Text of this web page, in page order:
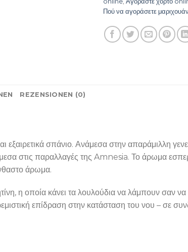
Πού να αγοράσετε
REZENSIONEN (0)
σπάνιο. Ανάμεσα στην απαράμιλλη
στις παραλλαγές της Amnesia. Το άρωμα
άρωμα.
η οποία κάνει τα λουλούδια να λάμπουν σαν
επίδραση στην κατάσταση του νου – σε